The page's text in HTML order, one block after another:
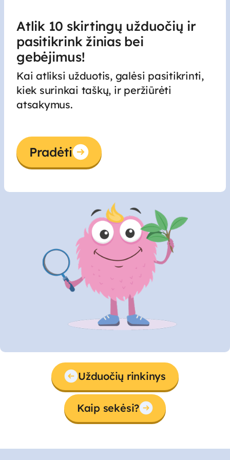
Atlik 10 skirtingų užduočių ir
pasitikrink žinias bei
gebėjimus!
Kai atliksi užduotis, galėsi pasitikrinti,
kiek surinkai taškų, ir peržiūrėti
atsakymus.
Pradėti
Užduočių rinkinys
Kaip sekėsi?